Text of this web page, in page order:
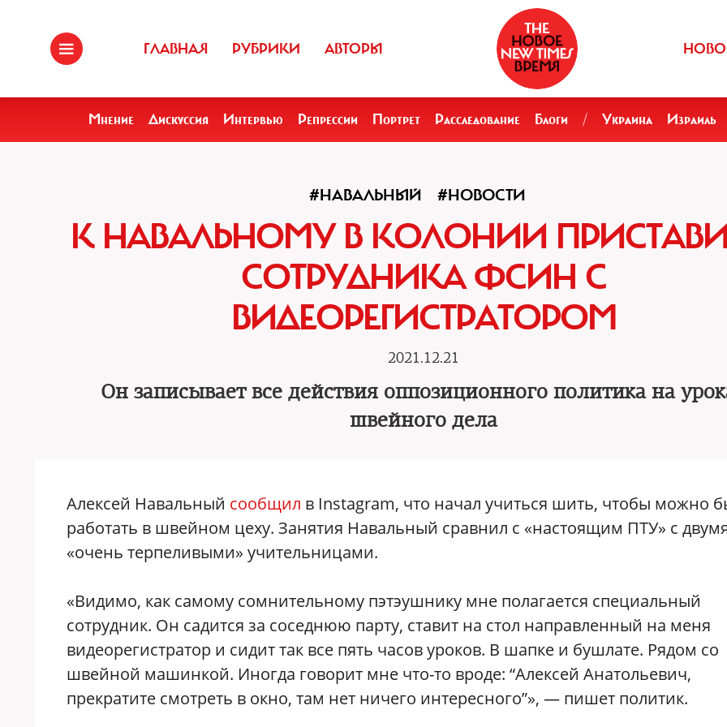
ГЛАВНАЯ РУБРИКИ АВТОРЫ
Мнение Дискуссия Интервью Репрессии Портрет Расследование Блоги / Украина Израиль
#НАВАЛЬНЫЙ #НОВОСТИ
К НАВАЛЬНОМУ В КОЛОНИИ
СОТРУДНИКА ФСИН С
ВИДЕОРЕГИСТРАТОРОМ
2021.12.21
Он записывает все действия оппозиционного политика на
швейного дела
Алексей Навальный сообщил в Instagram, что начал учиться шить, чтобы можно
работать в швейном цеху. Занятия Навальный сравнил с «настоящим ПТУ» с
«очень терпеливыми» учительницами.
«Видимо, как самому сомнительному пэтэушнику мне полагается специальный
сотрудник. Он садится за соседнюю парту, ставит на стол направленный на меня
видеорегистратор и сидит так все пять часов уроков. В шапке и бушлате. Рядом со
швейной машинкой. Иногда говорит мне что-то вроде: “Алексей Анатольевич,
прекратите смотреть в окно, там нет ничего интересного”», — пишет политик.